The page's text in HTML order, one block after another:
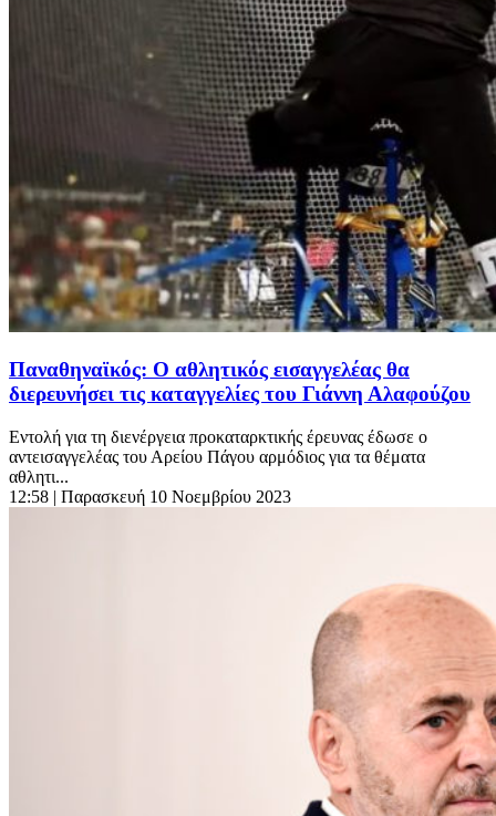
Παναθηναϊκός: Ο αθλητικός εισαγγελέας θα
διερευνήσει τις καταγγελίες του Γιάννη Αλαφούζου
Εντολή για τη διενέργεια προκαταρκτικής έρευνας έδωσε ο
αντεισαγγελέας του Αρείου Πάγου αρμόδιος για τα θέματα
αθλητι...
12:58 | Παρασκευή 10 Νοεμβρίου 2023